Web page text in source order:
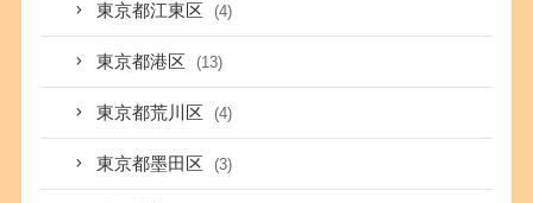
東京都江東区 (4)
東京都港区 (13)
東京都荒川区 (4)
東京都墨田区 (3)